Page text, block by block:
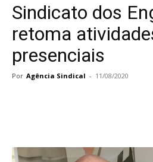
Sindicato dos
retoma
presenciais
Por Agência Sindical - 11/08/2020